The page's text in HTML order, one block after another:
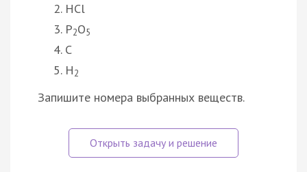
HCl
P2O5
C
H2
Запишите номера выбранных веществ.